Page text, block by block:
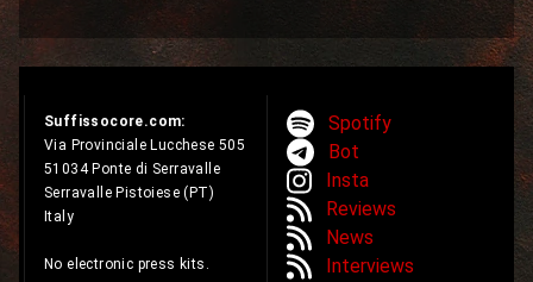
Suffissocore.com:
Via Provinciale Lucchese 505
51034 Ponte di Serravalle
Serravalle Pistoiese (PT)
Italy
No electronic press kits.
Spotify
Bot
Insta
Reviews
News
Interviews